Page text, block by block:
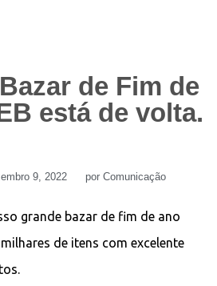
de Fim de
está de volta.
9, 2022 porComunicação
grande bazar de fim de ano
de itens com excelente